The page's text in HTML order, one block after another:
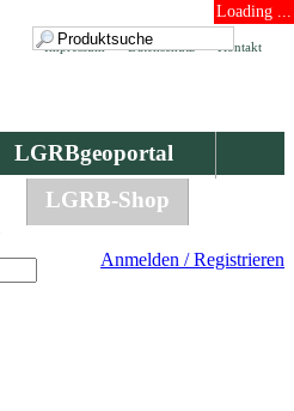
Loading ...
Kontakt
Datenschutz
Impressum
LGRBgeoportal
LGRB-Shop
Anmelden / Registrieren